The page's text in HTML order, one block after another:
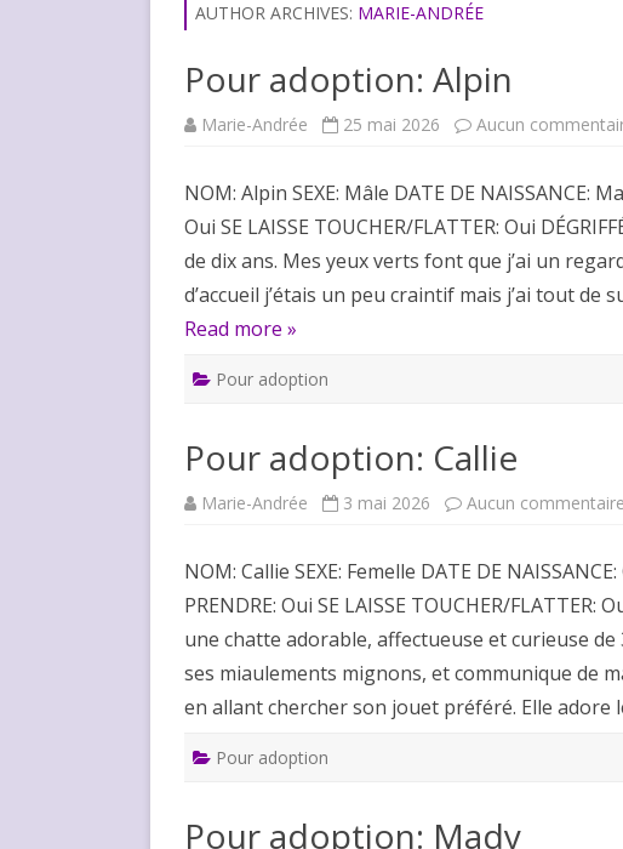
AUTHOR ARCHIVES: MARIE-ANDRÉE
Pour adoption: Alpin
Marie-Andrée 25 mai 2026 Aucun
NOM: Alpin SEXE: Mâle DATE DE NAISSANCE:
Oui SE LAISSE TOUCHER/FLATTER: Oui
de dix ans. Mes yeux verts font que j’ai un
d’accueil j’étais un peu craintif mais j’ai tout
Read more »
Pour adoption
Pour adoption: Callie
Marie-Andrée 3 mai 2026 Aucun commentaire
NOM: Callie SEXE: Femelle DATE DE
PRENDRE: Oui SE LAISSE TOUCHER/FLATTER:
une chatte adorable, affectueuse et curieuse
ses miaulements mignons, et communique de
en allant chercher son jouet préféré. Elle adore
Pour adoption
Pour adoption: Mady